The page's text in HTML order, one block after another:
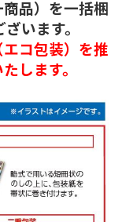
品）を一括梱
います。
コ包装）を推
します。